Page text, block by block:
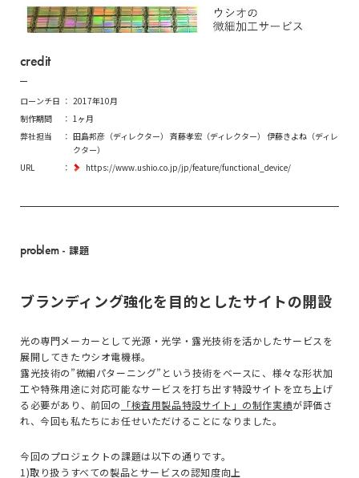
credit
ローンチ日
2017年10月
制作期間
1ヶ月
弊社担当
田島邦彦（ディレクター） 斉藤孝宏（ディレクター） 伊藤きよね（ディレ
クター）
URL
https://www.ushio.co.jp/jp/feature/functional_device/
problem- 課題
ブランディング強化を目的としたサイトの開設
光の専門メーカーとして光源・光学・露光技術を活かしたサービスを
展開してきたウシオ電機様。
露光技術の”微細パターニング”という技術をベースに、様々な形状加
工や特殊用途に対応可能なサービスを打ち出す特設サイトを立ち上げ
る必要があり、前回の 「検査用製品特設サイト」の制作実績が評価さ
れ、今回も私たちにお任せいただけることになりました。
今回のプロジェクトの課題は以下の通りです。
1)取り扱うすべての製品とサービスの認知度向上